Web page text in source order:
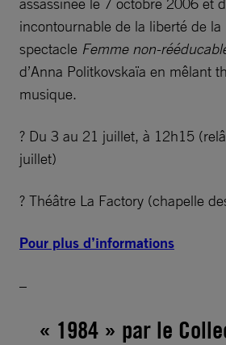
incontournable de la liberté de la
spectacle Femme non-
d’Anna Politkovskaïa en mêlant
musique.
? Du 3 au 21 juillet, à 12h15
juillet)
? Théâtre La Factory (chapelle
Pour plus d’informations
–
« 1984 » par le